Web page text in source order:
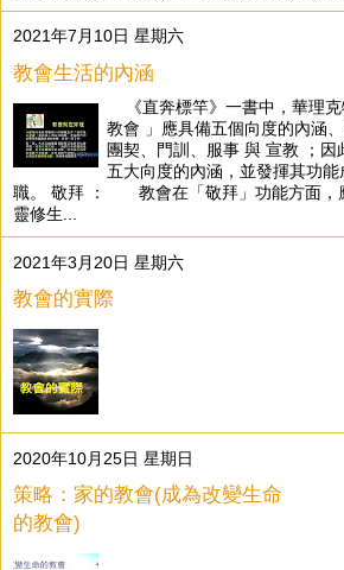
2021年7月10日 星期六
教會生活的內涵
《直奔標竿》一書中，華理克
教會 」應具備五個向度的內涵
團契、門訓、服事 與 宣教 ；因
五大向度的內涵，並發揮其功
職。 敬拜 ： 教會在「敬拜」功能方面，
靈修生...
2021年3月20日 星期六
教會的實際
2020年10月25日 星期日
策略：家的教會(成為改變生命
的教會)